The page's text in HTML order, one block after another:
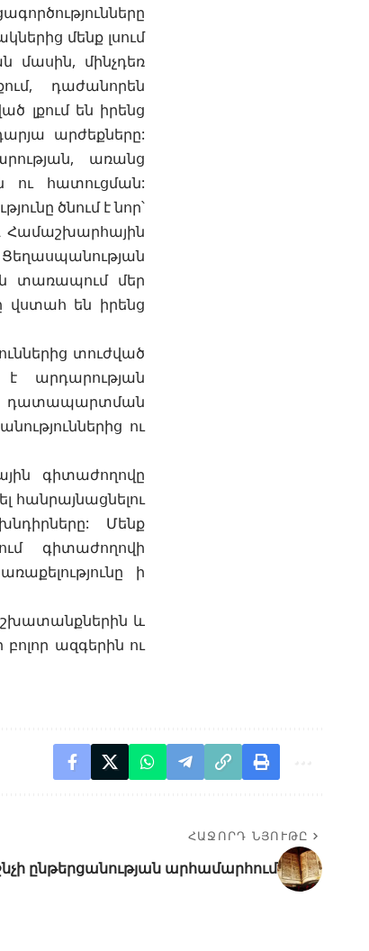
մենք լսում
մասին, մինչդեռ
դաժանորեն
լքում են իրենց
արժեքները:
առանց
ու հատուցման:
ծնում է նոր՝
Համաշխարհային
տառապում մեր
վստահ են իրենց
տուժված
է արդարության
դատապարտման
ու
գիտաժողովը
հանրայնացնելու
Մենք
գիտաժողովի
ի
և
ազգերին ու
ՀԱՋՈՐԴ ՆՅՈՒԹԸ
ընթերցանության արհամարհում